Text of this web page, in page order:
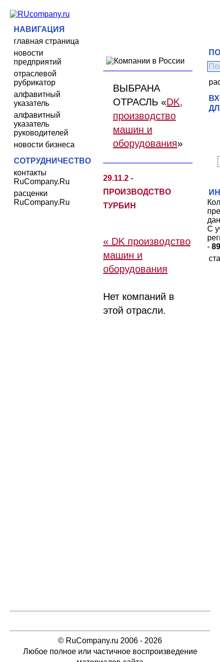
НАВИГАЦИЯ
главная страница
новости
предприятий
отраслевой
рубрикатор
алфавитный
указатель
алфавитный
указатель
руководителей
новости бизнеса
СОТРУДНИЧЕСТВО
контакты
RuCompany.Ru
расценки
RuCompany.Ru
ВЫБРАНА
ОТРАСЛЬ «DK,
производство
машин и
оборудования»
29.11.2 -
ПРОИЗВОДСТВО
ТУРБИН
« DK производство
машин и
оборудования
Нет компаний в
этой отрасли.
С
- 89
© RuCompany.ru 2006 - 2026
Любое полное или частичное воспроизведение